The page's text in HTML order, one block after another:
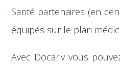
Santé partenaires (en
équipés sur le plan
Avec Docariv vous